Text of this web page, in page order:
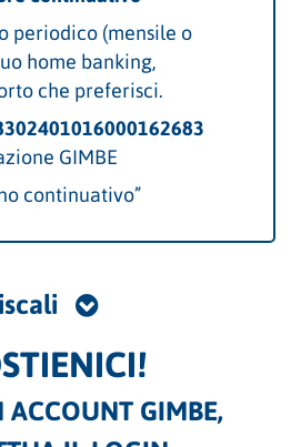
periodico (mensile o
home banking,
che preferisci.
GIMBE
continuativo”
ACCOUNT GIMBE,